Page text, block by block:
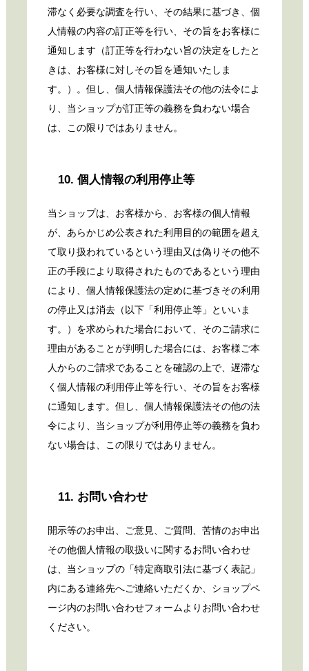
滞なく必要な調査を行い、その結果に基づき、個
人情報の内容の訂正等を行い、その旨をお客様に
通知します（訂正等を行わない旨の決定をしたと
きは、お客様に対しその旨を通知いたしま
す。）。但し、個人情報保護法その他の法令によ
り、当ショップが訂正等の義務を負わない場合
は、この限りではありません。
10. 個人情報の利用停止等
当ショップは、お客様から、お客様の個人情報
が、あらかじめ公表された利用目的の範囲を超え
て取り扱われているという理由又は偽りその他不
正の手段により取得されたものであるという理由
により、個人情報保護法の定めに基づきその利用
の停止又は消去（以下「利用停止等」といいま
す。）を求められた場合において、そのご請求に
理由があることが判明した場合には、お客様ご本
人からのご請求であることを確認の上で、遅滞な
く個人情報の利用停止等を行い、その旨をお客様
に通知します。但し、個人情報保護法その他の法
令により、当ショップが利用停止等の義務を負わ
ない場合は、この限りではありません。
11. お問い合わせ
開示等のお申出、ご意見、ご質問、苦情のお申出
その他個人情報の取扱いに関するお問い合わせ
は、当ショップの「特定商取引法に基づく表記」
内にある連絡先へご連絡いただくか、ショップペ
ージ内のお問い合わせフォームよりお問い合わせ
ください。